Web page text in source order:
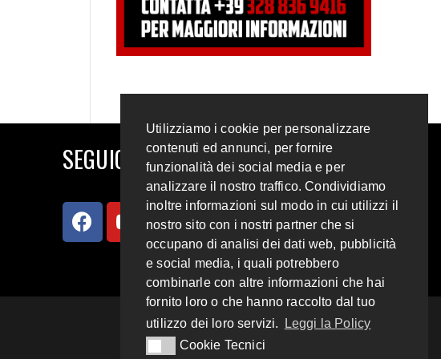
SEGUICI SUI SOCIAL
Utilizziamo i cookie per personalizzare
contenuti ed annunci, per fornire
funzionalità dei social media e per
analizzare il nostro traffico. Condividiamo
inoltre informazioni sul modo in cui utilizzi il
nostro sito con i nostri partner che si
occupano di analisi dei dati web, pubblicità
e social media, i quali potrebbero
combinarle con altre informazioni che hai
fornito loro o che hanno raccolto dal tuo
utilizzo dei loro servizi.
Leggi la Policy
Cookie Tecnici
Cookie Tecnici